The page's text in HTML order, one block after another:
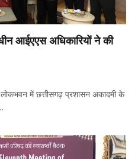
आईएएस अधिकारियों ने की
में छत्तीसगढ़ प्रशासन अकादमी के